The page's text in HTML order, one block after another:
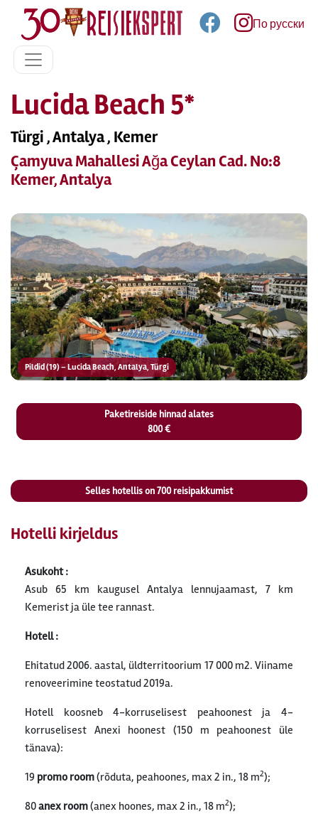
По русски
Lucida Beach 5*
Türgi , Antalya , Kemer
Çamyuva Mahallesi Ağa Ceylan Cad. No:8
Kemer, Antalya
Pildid (19) – Lucida Beach, Antalya, Türgi
Paketireiside hinnad alates
800 €
Selles hotellis on700reisipakkumist
Hotelli kirjeldus
Asukoht :
Asub 65 km kaugusel Antalya lennujaamast, 7 km
Kemerist ja üle tee rannast.
Hotell :
Ehitatud 2006. aastal, üldterritoorium 17 000 m2. Viiname
renoveerimine teostatud 2019a.
Hotell koosneb 4-korruselisest peahoonest ja 4-
korruselisest Anexi hoonest (150 m peahoonest üle
tänava):
19 promo room(rõduta, peahoones, max 2 in., 18 m2);
80anex room(anex hoones, max 2 in., 18 m2);